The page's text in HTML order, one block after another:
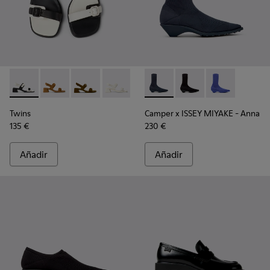
Twins - K201739-006 - Sandalias de piel blancas y negras
Twins - K201739-005
Twins - K201739-003
Twins - K201739-002
Twins - K201739-001
Twins
135 €
Añadir
Camper x ISSEY MIYAKE -
Camper x ISSEY
Camper x
Camper x ISSEY MIYAKE - Anna
230 €
Añadir